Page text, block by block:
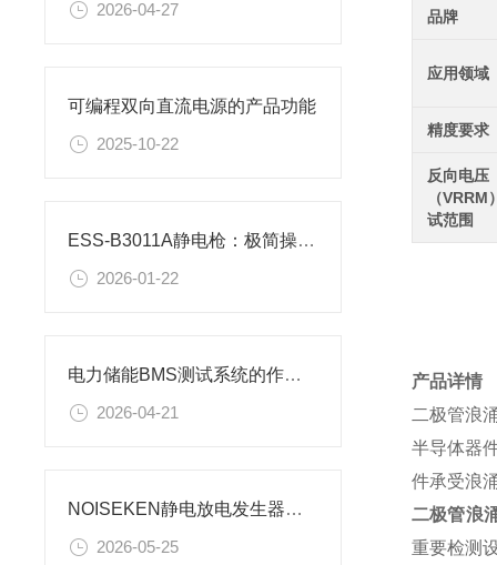
2026-04-27
可编程双向直流电源的产品功能
2025-10-22
ESS-B3011A静电枪：极简操作赋能高效静电测试
2026-01-22
电力储能BMS测试系统的作用与使用要求
2026-04-21
NOISEKEN静电放电发生器的设计逻辑与核心原理
2026-05-25
品牌
应用领域
精度要求
反向电压
（VRRM
试范围
产品详情
二极管浪
半导体器
件承受浪
二极管浪
重要检测